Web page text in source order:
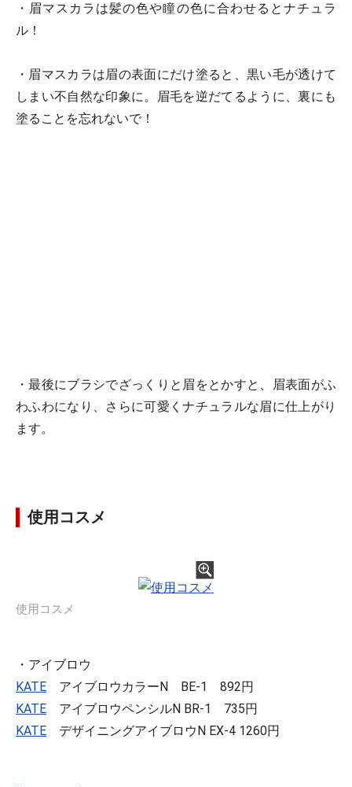
・眉マスカラは髪の色や瞳の色に合わせるとナチュラ
ル！
・眉マスカラは眉の表面にだけ塗ると、黒い毛が透けて
しまい不自然な印象に。眉毛を逆だてるように、裏にも
塗ることを忘れないで！
・最後にブラシでざっくりと眉をとかすと、眉表面がふ
わふわになり、さらに可愛くナチュラルな眉に仕上がり
ます。
使用コスメ
使用コスメ
・アイブロウ
KATE アイブロウカラーN BE-1 892円
KATE アイブロウペンシルN BR-1 735円
KATE デザイニングアイブロウN EX-4 1260円